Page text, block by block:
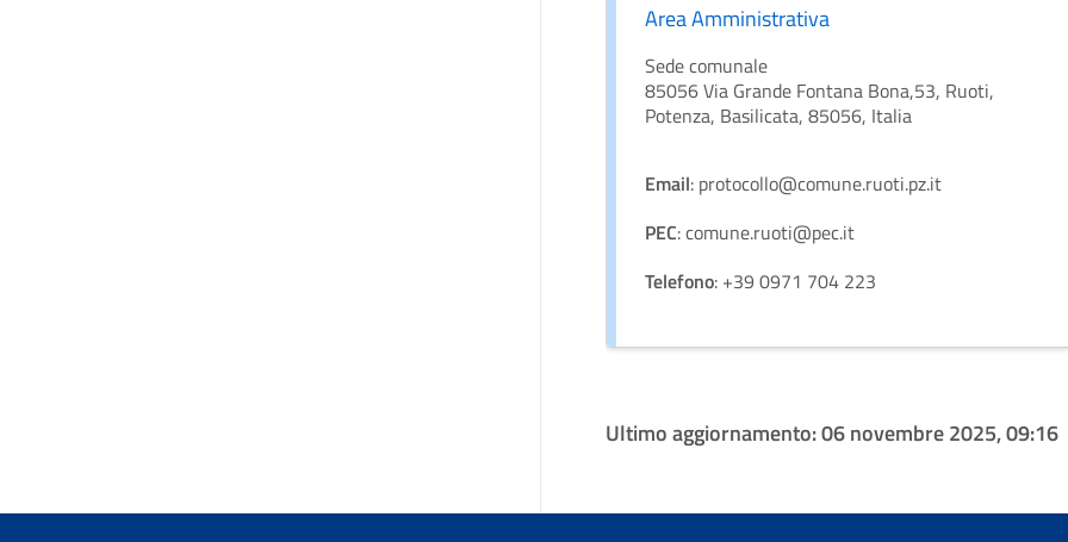
Area Amministrativa
Sede comunale
85056 Via Grande Fontana Bona,53, Ruoti,
Potenza, Basilicata, 85056, Italia
Email: protocollo@comune.ruoti.pz.it
PEC: comune.ruoti@pec.it
Telefono: +39 0971 704 223
Ultimo aggiornamento:06 novembre 2025, 09:16